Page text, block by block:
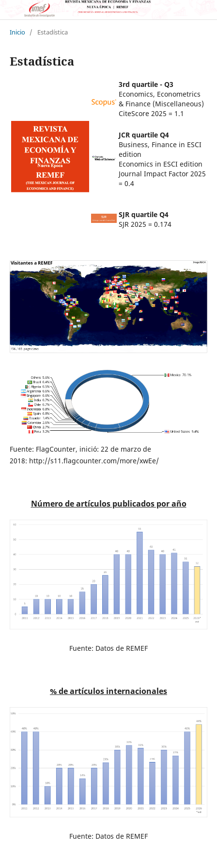
Inicio / Estadística
Estadística
3rd quartile - Q3
Economics, Econometrics
& Finance (Miscellaneous)
CiteScore 2025 = 1.1
JCR quartile Q4
Business, Finance in ESCI
edition
Economics in ESCI edition
Journal Impact Factor 2025
= 0.4
SJR quartile Q4
SJR 2025 = 0.174
Fuente: FlagCounter, inició: 22 de marzo de
2018: http://s11.flagcounter.com/more/xwEe/
Número de artículos publicados por año
Fuente: Datos de REMEF
% de artículos internacionales
Fuente: Datos de REMEF